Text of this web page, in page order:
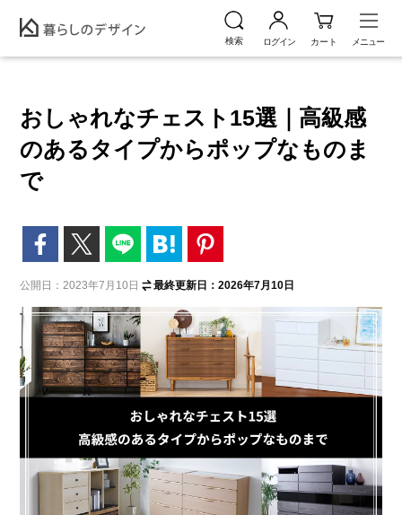
おしゃれなチェスト15選｜高級感
のあるタイプからポップなものま
で
公開日：2023年7月10日 最終更新日：2026年7月10日